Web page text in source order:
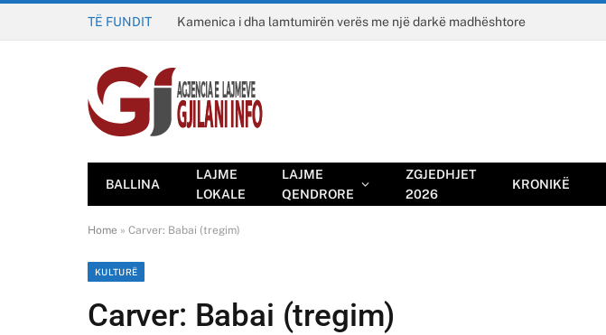
TË FUNDIT Kamenica i dha lamtumirën verës me një darkë madhështore
BALLINA
LAJME
LOKALE
LAJME
QENDRORE
ZGJEDHJET
2026
KRONIKË
Home » Carver: Babai (tregim)
KULTURË
Carver: Babai (tregim)